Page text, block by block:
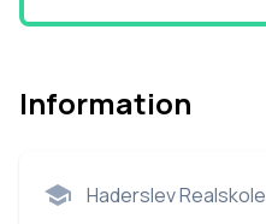
Information
Haderslev Realskole